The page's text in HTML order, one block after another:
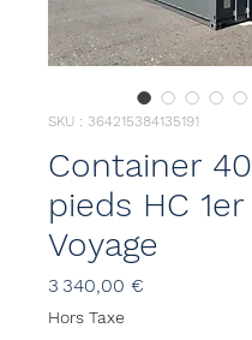
SKU : 364215384135191
Container 40
pieds HC 1er
Voyage
3 340,00 €
Hors Taxe